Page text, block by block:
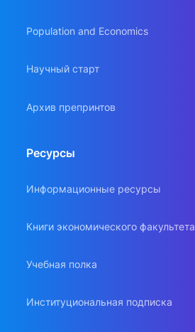
Population and Economics
Научный старт
Архив препринтов
Ресурсы
Информационные ресурсы
Книги экономического факультета
Учебная полка
Институциональная подписка